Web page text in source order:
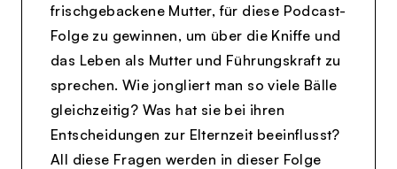
frischgebackene Mutter, für diese Podcast-
Folge zu gewinnen, um über die Kniffe und
das Leben als Mutter und Führungskraft zu
sprechen. Wie jongliert man so viele Bälle
gleichzeitig? Was hat sie bei ihren
Entscheidungen zur Elternzeit beeinflusst?
All diese Fragen werden in dieser Folge